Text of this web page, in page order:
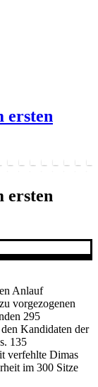
ersten
ersten
Anlauf
vorgezogenen
295
Kandidaten der
135
verfehlte Dimas
im 300 Sitze